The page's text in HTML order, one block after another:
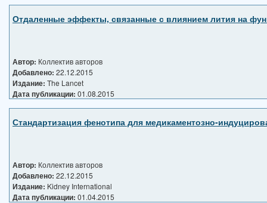
Отдаленные эффекты, связанные с влиянием лития на
Автор: Коллектив авторов
Добавлено: 22.12.2015
Издание: The Lancet
Дата публикации: 01.08.2015
Стандартизация фенотипа для медикаментозно-
Автор: Коллектив авторов
Добавлено: 22.12.2015
Издание: Kidney International
Дата публикации: 01.04.2015